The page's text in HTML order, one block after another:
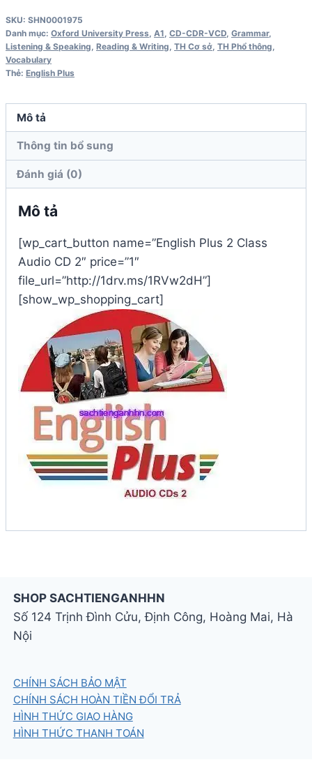
Class
Audio
CD
số
lượng
SKU: SHN0001975
Danh mục: Oxford University Press A1 CD-CDR-VCD Grammar,
Listening & Speaking Reading & Writing TH Cơ sở TH Phổ thông
Vocabulary
Thẻ: English Plus
Mô tả
Thông tin bổ sung
Đánh giá (0)
Mô tả
[wp_cart_button name=”English Plus 2 Class
Audio CD 2″ price=”1″
file_url=”http://1drv.ms/1RVw2dH”]
[show_wp_shopping_cart]
SHOP SACHTIENGANHHN
Số 124 Trịnh Đình Cửu, Định Công, Hoàng Mai, Hà
Nội
CHÍNH SÁCH BẢO MẬT
CHÍNH SÁCH HOÀN TIỀN ĐỔI TRẢ
HÌNH THỨC GIAO HÀNG
HÌNH THỨC THANH TOÁN